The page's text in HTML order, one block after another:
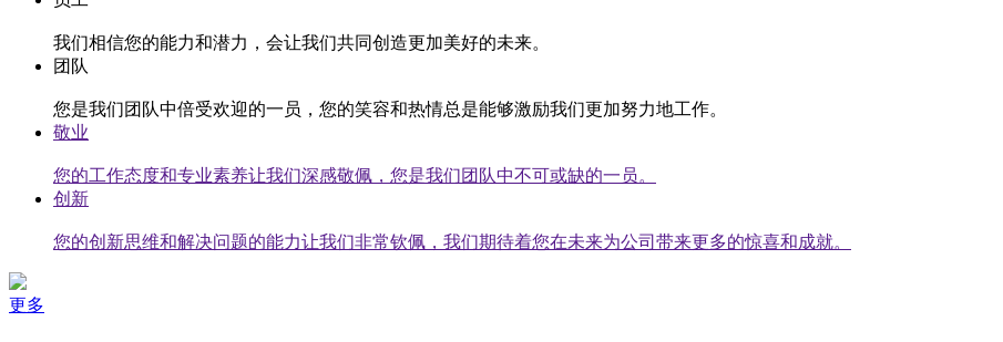
我们相信您的能力和潜力，会让我们共同创造更加美好的未来。
团队
您是我们团队中倍受欢迎的一员，您的笑容和热情总是能够激励我们更加努力地工作。
敬业
您的工作态度和专业素养让我们深感敬佩，您是我们团队中不可或缺的一员。
创新
您的创新思维和解决问题的能力让我们非常钦佩，我们期待着您在未来为公司带来更多的惊喜和成就。
更多